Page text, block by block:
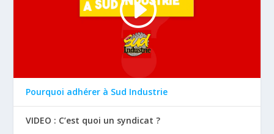
Pourquoi adhérer à Sud Industrie
VIDEO : C’est quoi un syndicat ?